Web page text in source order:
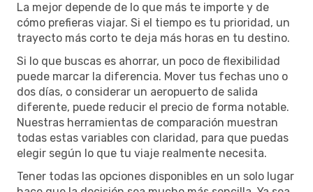
La mejor depende de lo que más te importe y de
cómo prefieras viajar. Si el tiempo es tu prioridad, un
trayecto más corto te deja más horas en tu destino.
Si lo que buscas es ahorrar, un poco de flexibilidad
puede marcar la diferencia. Mover tus fechas uno o
dos días, o considerar un aeropuerto de salida
diferente, puede reducir el precio de forma notable.
Nuestras herramientas de comparación muestran
todas estas variables con claridad, para que puedas
elegir según lo que tu viaje realmente necesita.
Tener todas las opciones disponibles en un solo lugar